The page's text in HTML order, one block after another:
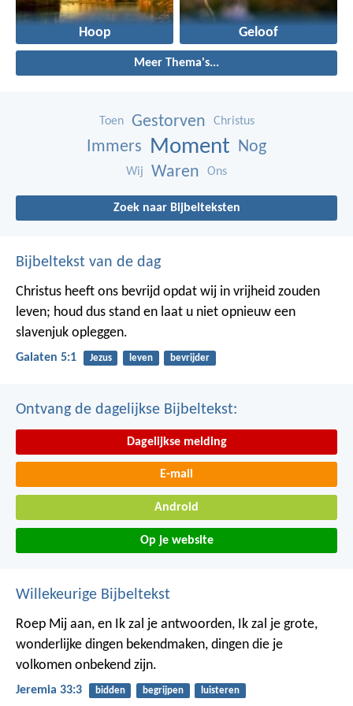
Hoop Geloof
Meer Thema's...
Toen Gestorven Christus
Immers Moment Nog
Wij Waren Ons
Zoek naar Bijbelteksten
Bijbeltekst van de dag
Christus heeft ons bevrijd opdat wij in vrijheid zouden
leven; houd dus stand en laat u niet opnieuw een
slavenjuk opleggen.
Galaten 5:1 Jezus leven bevrijder
Ontvang de dagelijkse Bijbeltekst:
Dagelijkse melding
E-mail
Android
Op je website
Willekeurige Bijbeltekst
Roep Mij aan, en Ik zal je antwoorden, Ik zal je grote,
wonderlijke dingen bekendmaken, dingen die je
volkomen onbekend zijn.
Jeremia 33:3 bidden begrijpen luisteren